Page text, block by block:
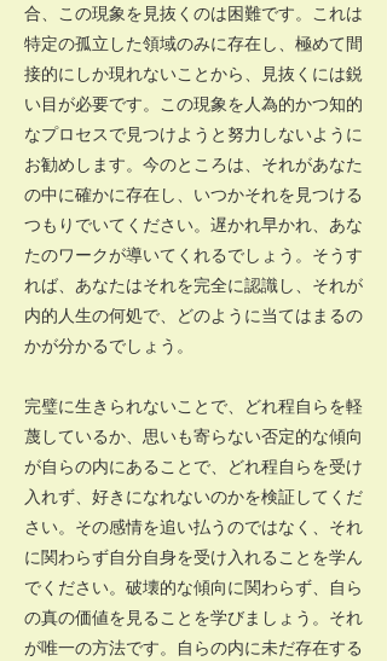
合、この現象を見抜くのは困難です。これは
特定の孤立した領域のみに存在し、極めて間
接的にしか現れないことから、見抜くには鋭
い目が必要です。この現象を人為的かつ知的
なプロセスで見つけようと努力しないように
お勧めします。今のところは、それがあなた
の中に確かに存在し、いつかそれを見つける
つもりでいてください。遅かれ早かれ、あな
たのワークが導いてくれるでしょう。そうす
れば、あなたはそれを完全に認識し、それが
内的人生の何処で、どのように当てはまるの
かが分かるでしょう。
完璧に生きられないことで、どれ程自らを軽
蔑しているか、思いも寄らない否定的な傾向
が自らの内にあることで、どれ程自らを受け
入れず、好きになれないのかを検証してくだ
さい。その感情を追い払うのではなく、それ
に関わらず自分自身を受け入れることを学ん
でください。破壊的な傾向に関わらず、自ら
の真の価値を見ることを学びましょう。それ
が唯一の方法です。自らの内に未だ存在する